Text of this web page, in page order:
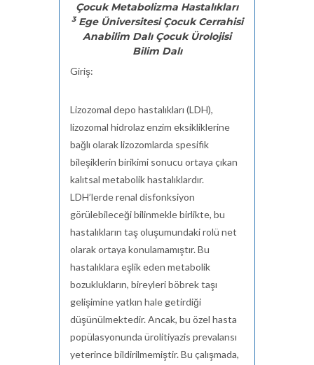
Çocuk Metabolizma Hastalıkları
3Ege Üniversitesi Çocuk Cerrahisi
Anabilim Dalı Çocuk Ürolojisi
Bilim Dalı
Giriş:
Lizozomal depo hastalıkları (LDH),
lizozomal hidrolaz enzim eksikliklerine
bağlı olarak lizozomlarda spesifik
bileşiklerin birikimi sonucu ortaya çıkan
kalıtsal metabolik hastalıklardır.
LDH’lerde renal disfonksiyon
görülebileceği bilinmekle birlikte, bu
hastalıkların taş oluşumundaki rolü net
olarak ortaya konulamamıştır. Bu
hastalıklara eşlik eden metabolik
bozuklukların, bireyleri böbrek taşı
gelişimine yatkın hale getirdiği
düşünülmektedir. Ancak, bu özel hasta
popülasyonunda ürolitiyazis prevalansı
yeterince bildirilmemiştir. Bu çalışmada,